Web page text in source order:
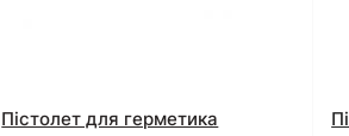
Пістолет для герметика